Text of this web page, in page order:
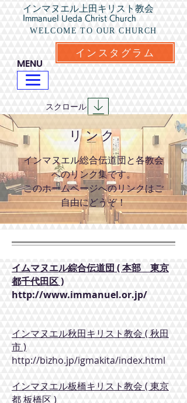
インマヌエル上田キリスト教会
Immanuel Ueda Christ Church
WELCOME TO OUR CHURCH
​MENU
​スクロール
インスタグラム
​リンク
インマヌエル総合伝道団と各教会
へのリンク集です。
​このホームページへのリンクはご
自由にどうぞ！
イムマヌエル綜合伝道団 ( 本部 東京
都千代田区 )
http://www.immanuel.or.jp/
インマヌエル秋田キリスト教会 ( 秋田
市 )
http://bizho.jp/igmakita/index.html
インマヌエル板橋キリスト教会 ( 東京
都 板橋区 )